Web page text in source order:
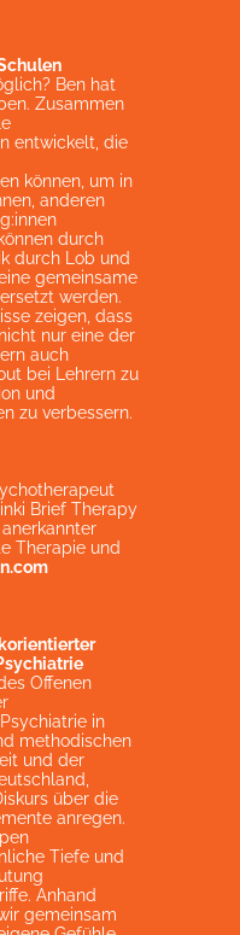
Ben hat
Zusammen
entwickelt, die
können, um in
anderen
durch
durch Lob und
gemeinsame
werden.
zeigen, dass
nur eine der
auch
bei Lehrern zu
und
zu verbessern.
Brief Therapy
Therapie und
Offenen
in
methodischen
und der
über die
anregen.
Tiefe und
Anhand
gemeinsam